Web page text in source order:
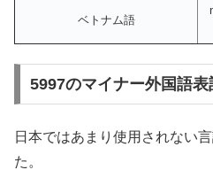
ベトナム語
5997のマイナー外国語表
日本ではあまり使用されない
た。